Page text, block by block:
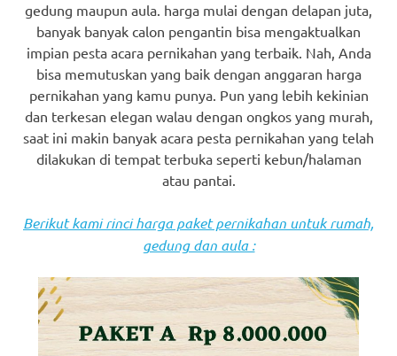
gedung maupun aula. harga mulai dengan delapan juta,
banyak banyak calon pengantin bisa mengaktualkan
impian pesta acara pernikahan yang terbaik. Nah, Anda
bisa memutuskan yang baik dengan anggaran harga
pernikahan yang kamu punya. Pun yang lebih kekinian
dan terkesan elegan walau dengan ongkos yang murah,
saat ini makin banyak acara pesta pernikahan yang telah
dilakukan di tempat terbuka seperti kebun/halaman
atau pantai.
Berikut kami rinci harga paket pernikahan untuk rumah,
gedung dan aula :